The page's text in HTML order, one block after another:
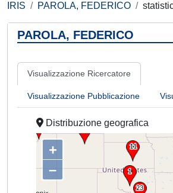
IRIS PAROLA, FEDERICO
PAROLA, FEDERICO
Visualizzazione Ricercatore
Visualizzazione Pubblicazione
Distribuzione geografica
+
–